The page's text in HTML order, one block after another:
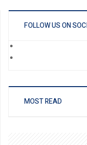
FOLLOW US ON
MOST READ